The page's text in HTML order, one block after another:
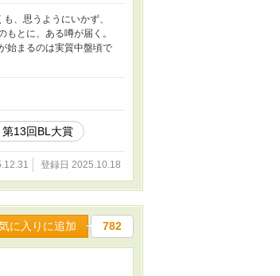
、思うようにいかず、
とに、ある噂が届く。
始まるのは実質中盤頃で
第13回BL大賞
登録日 2025.10.18
に入りに追加 782